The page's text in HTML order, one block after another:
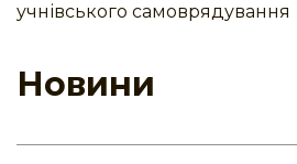
учнівського самоврядування
Новини